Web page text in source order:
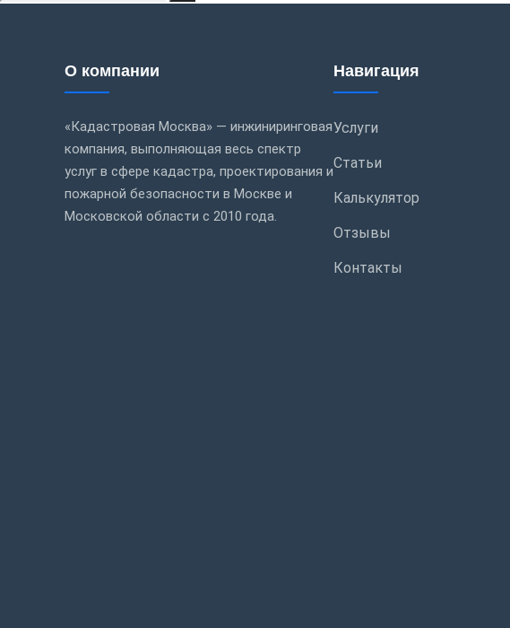
О компании
«Кадастровая Москва» — инжиниринговая
компания, выполняющая весь спектр
услуг в сфере кадастра, проектирования и
пожарной безопасности в Москве и
Московской области с 2010 года.
Навигация
Услуги
Статьи
Калькулятор
Отзывы
Контакты